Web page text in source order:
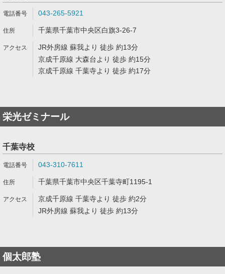
043-265-5921
千葉県千葉市中央区白旗3-26-7
JR外房線 蘇我より 徒歩 約13分
京成千原線 大森台より 徒歩 約15分
京成千原線 千葉寺より 徒歩 約17分
栄光ゼミナール
千葉寺校
043-310-7611
千葉県千葉市中央区千葉寺町1195-1
京成千原線 千葉寺より 徒歩 約2分
JR外房線 蘇我より 徒歩 約13分
個太郎塾